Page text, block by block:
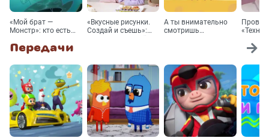
«Мой брат —
Монстр»: кто есть
«Вкусные рисунки.
Создай и съешь»:
А ты внимательно
смотришь
Передачи